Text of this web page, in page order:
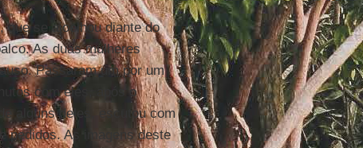
que se ajoelhou diante do
As duas mulheres
Passaram um por um
com eles, após o
alguns deles, escutou com
pedidos. As imagens deste